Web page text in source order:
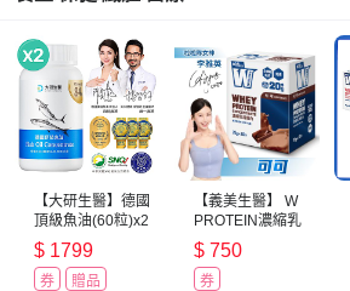
【大研生醫】德國
頂級魚油(60粒)x2
$ 1799
券 贈品
【義美生醫】 W
PROTEIN濃縮乳
清蛋白飲-可可
(35g*10包/盒)
$ 750
券